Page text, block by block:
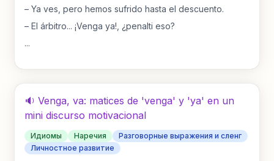
– Ya ves, pero hemos sufrido hasta el descuento.
– El árbitro... ¡Venga ya!, ¿penalti eso?
...
🔉 Venga, va: matices de 'venga' y 'ya' en un
mini discurso motivacional
Идиомы Наречия
Разговорные выражения и сленг
Личностное развитие